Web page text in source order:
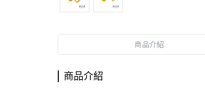
商品介紹
商品介紹